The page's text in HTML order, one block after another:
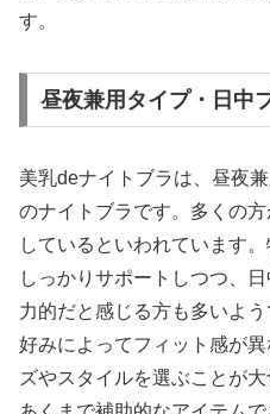
す。
昼夜兼用タイプ・日中
美乳deナイトブラは、昼夜
のナイトブラです。多くの
しているといわれています
しっかりサポートしつつ、
力的だと感じる方も多いよ
好みによってフィット感が
ズやスタイルを選ぶことが